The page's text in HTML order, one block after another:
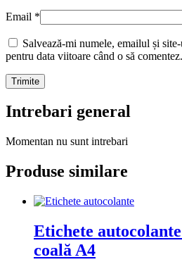
Email *
Salvează-mi numele, emailul și
pentru data viitoare când o să comentez.
Intrebari general
Momentan nu sunt intrebari
Produse similare
Etichete
coală A4